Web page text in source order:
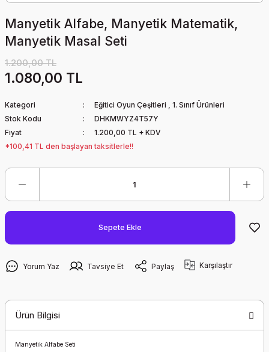
Manyetik Alfabe, Manyetik Matematik,
Manyetik Masal Seti
1.200,00 TL
1.080,00 TL
Kategori Eğitici Oyun Çeşitleri , 1. Sınıf Ürünleri
Stok Kodu
DHKMWYZ4T57Y
Fiyat
1.200,00 TL + KDV
*100,41 TL den başlayan taksitlerle!!
Sepete Ekle
Yorum Yaz Tavsiye Et Paylaş Karşılaştır
Ürün Bilgisi
Manyetik Alfabe Seti